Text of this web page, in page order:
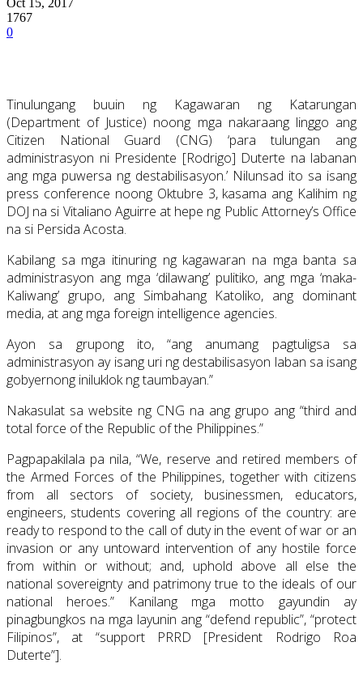
Oct 15, 2017
1767
0
Tinulungang buuin ng Kagawaran ng Katarungan
(Department of Justice) noong mga nakaraang linggo ang
Citizen National Guard (CNG) ‘para tulungan ang
administrasyon ni Presidente [Rodrigo] Duterte na labanan
ang mga puwersa ng destabilisasyon.’ Nilunsad ito sa isang
press conference noong Oktubre 3, kasama ang Kalihim ng
DOJ na si Vitaliano Aguirre at hepe ng Public Attorney’s Office
na si Persida Acosta.
Kabilang sa mga itinuring ng kagawaran na mga banta sa
administrasyon ang mga ‘dilawang’ pulitiko, ang mga ‘maka-
Kaliwang’ grupo, ang Simbahang Katoliko, ang dominant
media, at ang mga foreign intelligence agencies.
Ayon sa grupong ito, “ang anumang pagtuligsa sa
administrasyon ay isang uri ng destabilisasyon laban sa isang
gobyernong iniluklok ng taumbayan.”
Nakasulat sa website ng CNG na ang grupo ang “third and
total force of the Republic of the Philippines.”
Pagpapakilala pa nila, “We, reserve and retired members of
the Armed Forces of the Philippines, together with citizens
from all sectors of society, businessmen, educators,
engineers, students covering all regions of the country: are
ready to respond to the call of duty in the event of war or an
invasion or any untoward intervention of any hostile force
from within or without; and, uphold above all else the
national sovereignty and patrimony true to the ideals of our
national heroes.” Kanilang mga motto gayundin ay
pinagbungkos na mga layunin ang “defend republic”, “protect
Filipinos”, at “support PRRD [President Rodrigo Roa
Duterte”].